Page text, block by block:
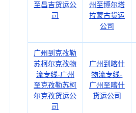
至昌吉货运公
司
州至博尔塔
拉蒙古货运
公司
广州到克孜勒
苏柯尔克孜物
流专线-广州
至克孜勒苏柯
尔克孜货运公
司
广州到喀什
物流专线-
广州至喀什
货运公司